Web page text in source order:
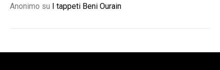
Anonimo su I tappeti Beni Ourain